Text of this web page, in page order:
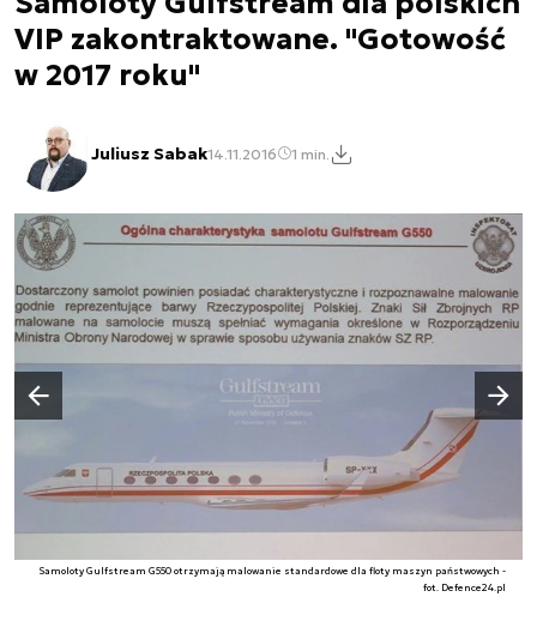
VIP zakontraktowane. "Gotowość
w 2017 roku"
Juliusz Sabak14.11.2016 1 min.
Samoloty Gulfstream G550 otrzymają malowanie standardowe dla floty maszyn państwowych -
fot. Defence24.pl
Poprzedni slajd
Następny slajd